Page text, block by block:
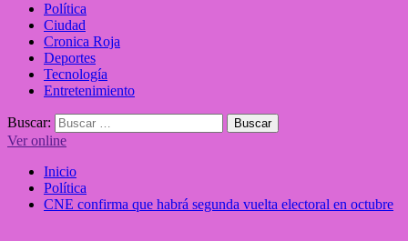
Política
Ciudad
Cronica Roja
Deportes
Tecnología
Entretenimiento
Buscar:
Ver online
Inicio
Política
CNE confirma que habrá segunda vuelta electoral en octubre